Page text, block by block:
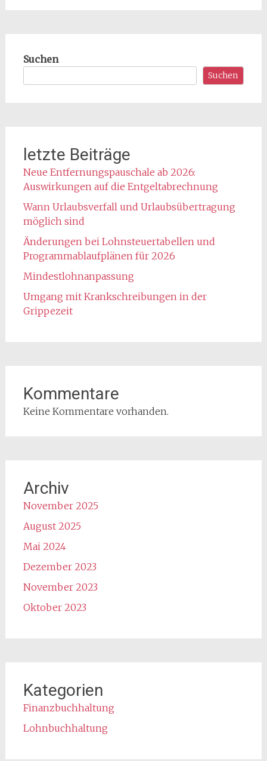
Suchen
Suchen
letzte Beiträge
Neue Entfernungspauschale ab 2026:
Auswirkungen auf die Entgeltabrechnung
Wann Urlaubsverfall und Urlaubsübertragung
möglich sind
Änderungen bei Lohnsteuertabellen und
Programmablaufplänen für 2026
Mindestlohnanpassung
Umgang mit Krankschreibungen in der
Grippezeit
Kommentare
Keine Kommentare vorhanden.
Archiv
November 2025
August 2025
Mai 2024
Dezember 2023
November 2023
Oktober 2023
Kategorien
Finanzbuchhaltung
Lohnbuchhaltung